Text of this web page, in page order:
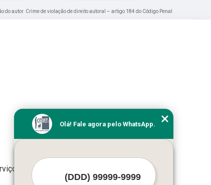
autor. Crime de violação de direito autoral – artigo 184 do Código Penal
Olá! Fale agora pelo WhatsApp.